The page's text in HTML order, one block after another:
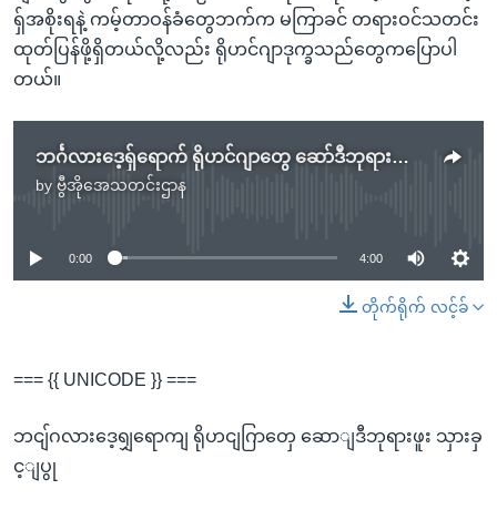
ရှ်အစိုးရနဲ့ ကမ့်တာဝန်ခံတွေဘက်က မကြာခင် တရားဝင်သတင်း
ထုတ်ပြန်ဖို့ရှိတယ်လို့လည်း ရိုဟင်ဂျာဒုက္ခသည်တွေကပြောပါ
တယ်။
ဘင်္ဂလားဒေ့ရှ်ရောက် ရိုဟင်ဂျာတွေ ဆော်ဒီဘုရားဖူး သွားခွင့်ပြု
by ဗွီအိုအေသတင်းဌာန
No media source currently available
0:00 4:00
တိုက်ရိုက် လင့်ခ်
=== {{ UNICODE }} ===
ဘငျ်ဂလားဒေ့ရျှရောကျ ရိုဟငျဂြာတှေ ဆောျဒီဘုရားဖူး သှားခှ
င့ျပွု